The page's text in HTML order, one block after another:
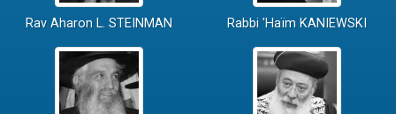
Rav Aharon L. STEINMAN Rabbi 'Haïm KANIEWSKI